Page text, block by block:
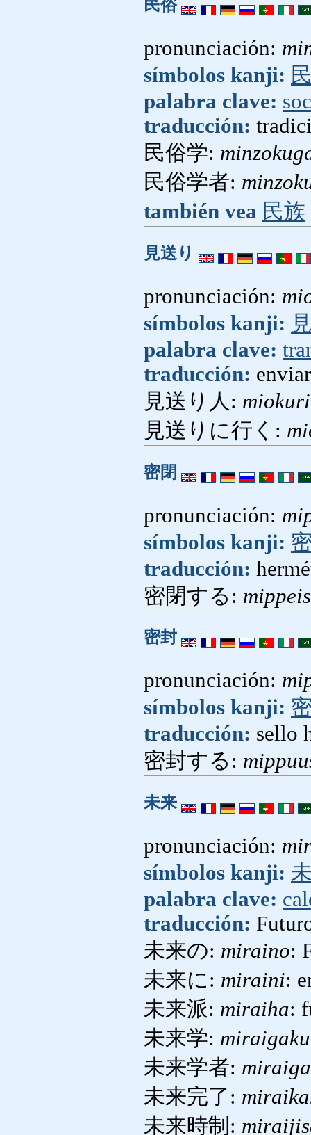
民俗
pronunciación:
símbolos kanji:
palabra clave:
traducción:
民俗学:
民俗学者:
también vea 民族
見送り
pronunciación:
símbolos kanji:
palabra clave:
traducción: enviar
見送り人:
見送りに行く:
密閉
pronunciación:
símbolos kanji:
traducción:
密閉する:
密封
pronunciación:
símbolos kanji:
traducción: sello
密封する:
未来
pronunciación:
símbolos kanji:
palabra clave:
traducción:
未来の: miraino:
未来に: miraini:
未来派: miraiha:
未来学: miraigaku
未来学者:
未来完了:
未来時制: